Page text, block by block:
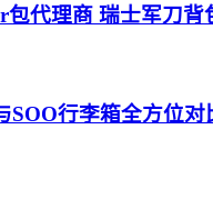
包代理商 瑞士军刀背
SOO行李箱全方位